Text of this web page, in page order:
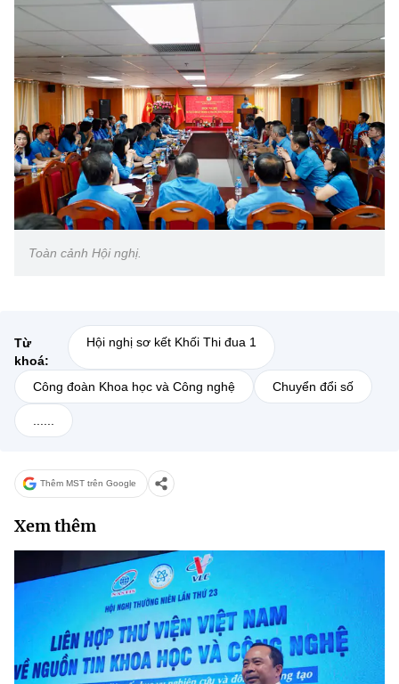
Toàn cảnh Hội nghị.
Từ
khoá:
Hội nghị sơ kết Khối Thi đua 1
Công đoàn Khoa học và Công nghệ Chuyển đổi số
Thêm MST trên Google
Xem thêm